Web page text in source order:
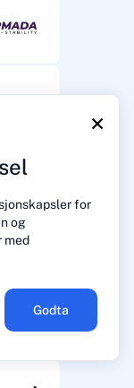
×
for
og
med
Godta